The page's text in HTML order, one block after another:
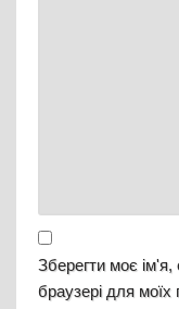
Зберегти моє
браузері для